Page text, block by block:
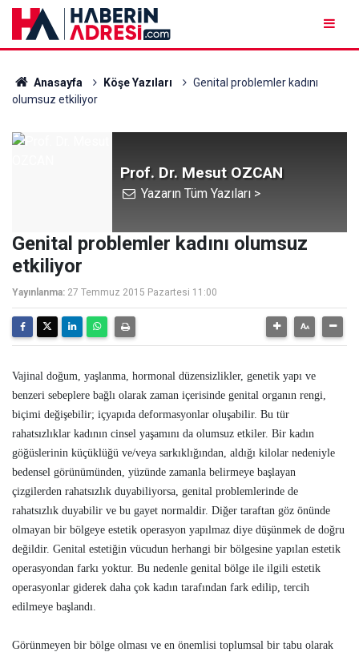
Anasayfa Köşe Yazıları
Genital problemler kadını
olumsuz etkiliyor
Prof. Dr. Mesut OZCAN
Yazarın Tüm Yazıları >
Genital problemler kadını olumsuz
etkiliyor
Yayınlanma: 27 Temmuz 2015 Pazartesi 11:00
Vajinal doğum, yaşlanma, hormonal düzensizlikler, genetik yapı ve
benzeri sebeplere bağlı olarak zaman içerisinde genital organın rengi,
biçimi değişebilir; içyapıda deformasyonlar oluşabilir. Bu tür
rahatsızlıklar kadının cinsel yaşamını da olumsuz etkiler. Bir kadın
göğüslerinin küçüklüğü ve/veya sarkıklığından, aldığı kilolar nedeniyle
bedensel görünümünden, yüzünde zamanla belirmeye başlayan
çizgilerden rahatsızlık duyabiliyorsa, genital problemlerinde de
rahatsızlık duyabilir ve bu gayet normaldir. Diğer taraftan göz önünde
olmayan bir bölgeye estetik operasyon yapılmaz diye düşünmek de doğru
değildir. Genital estetiğin vücudun herhangi bir bölgesine yapılan estetik
operasyondan farkı yoktur. Bu nedenle genital bölge ile ilgili estetik
operasyonlar giderek daha çok kadın tarafından fark edilip, tercih
edilmeye başlandı.
Görünmeyen bir bölge olması ve en önemlisi toplumsal bir tabu olarak